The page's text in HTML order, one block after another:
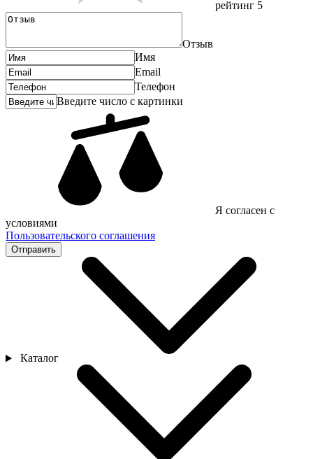
рейтинг 5
Отзыв
Имя
Email
Телефон
Введите число с картинки
Я согласен с
условиями
Пользовательского соглашения
Отправить
Каталог